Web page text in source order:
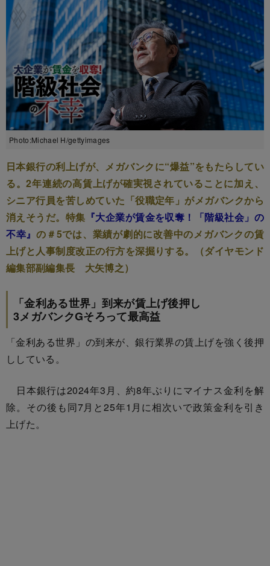
Photo:Michael H/gettyimages
日本銀行の利上げが、メガバンクに“爆益”をもたらしてい
る。2年連続の高賃上げが確実視されていることに加え、
シニア行員を苦しめていた「役職定年」がメガバンクから
消えそうだ。特集 『大企業が賃金を収奪！「階級社会」の
不幸』の＃5では、業績が劇的に改善中のメガバンクの賃
上げと人事制度改正の行方を深掘りする。（ダイヤモンド
編集部副編集長 大矢博之）
「金利ある世界」到来が賃上げ後押し
3メガバンクGそろって最高益
「金利ある世界」の到来が、銀行業界の賃上げを強く後押
ししている。
日本銀行は2024年3月、約8年ぶりにマイナス金利を解
除。その後も同7月と25年1月に相次いで政策金利を引き
上げた。